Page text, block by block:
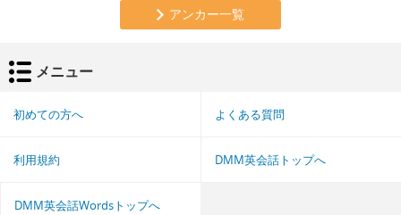
アンカー一覧
メニュー
初めての方へ よくある質問
利用規約 DMM英会話トップへ
DMM英会話Wordsトップへ